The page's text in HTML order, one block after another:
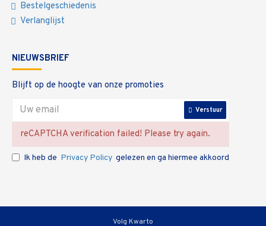
Bestelgeschiedenis
Verlanglijst
NIEUWSBRIEF
Blijft op de hoogte van onze promoties
Verstuur
reCAPTCHA verification failed! Please try again.
Ik heb de Privacy Policy gelezen en ga hiermee akkoord
Volg Kwarto